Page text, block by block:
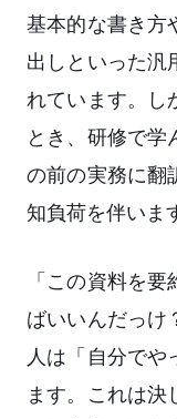
基本的な書き方
出しといった汎
れています。し
とき、研修で学
の前の実務に翻
知負荷を伴いま
「この資料を
ばいいんだっけ
人は「自分でや
ます。これは決